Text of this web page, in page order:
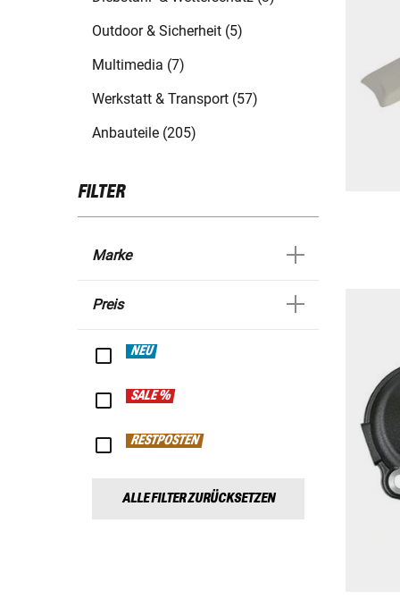
Outdoor & Sicherheit (5)
Multimedia (7)
Werkstatt & Transport (57)
Anbauteile (205)
FILTER
Marke
Preis
NEU
SALE %
RESTPOSTEN
ALLE FILTER ZURÜCKSETZEN